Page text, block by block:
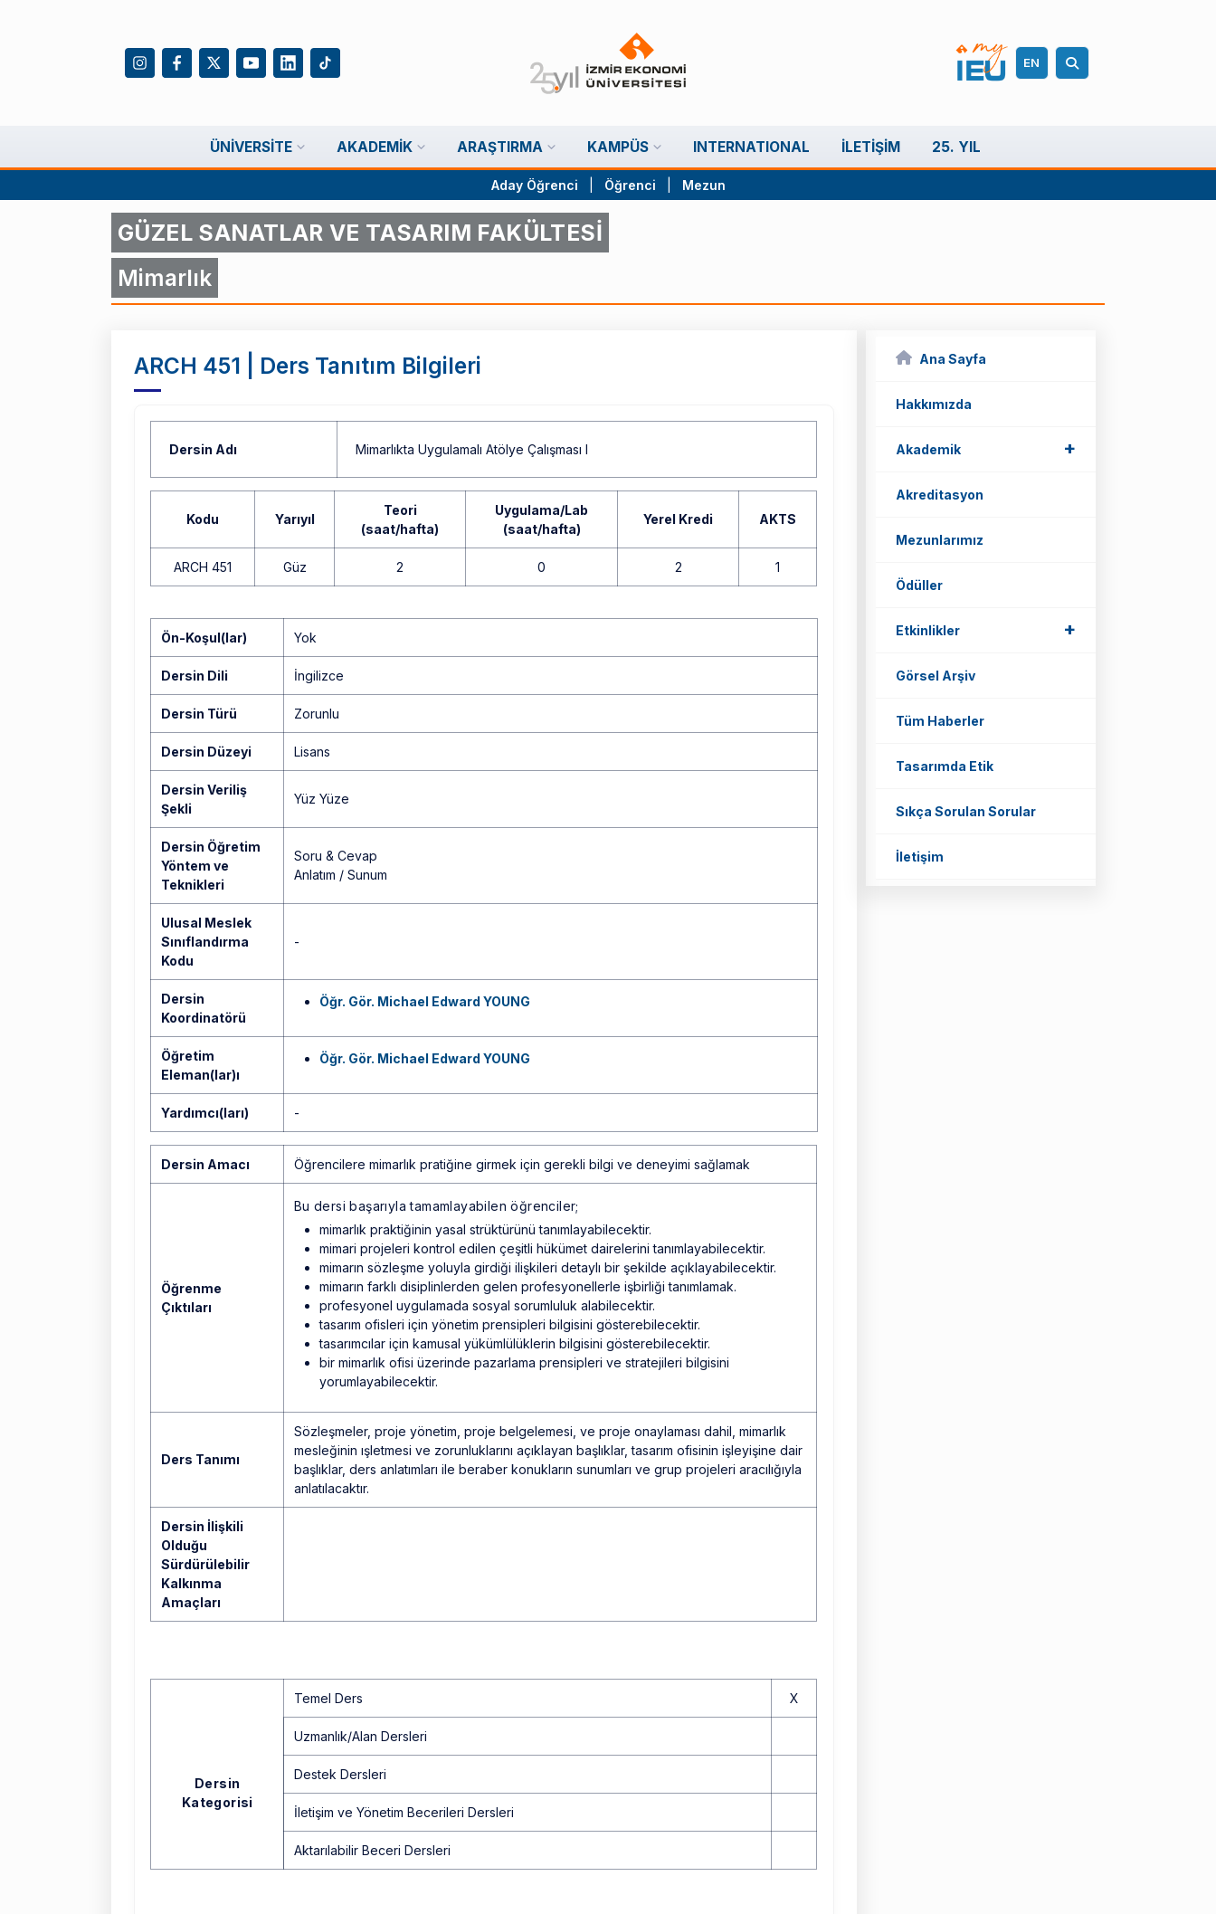
EN
ÜNIVERSITE AKADEMIK ARAŞTIRMA KAMPÜS INTERNATIONAL İLETIŞIM 25. YIL
Aday Öğrenci Öğrenci Mezun
GÜZEL SANATLAR VE TASARIM FAKÜLTESİ
Mimarlık
Ana Sayfa
Hakkımızda
Akademik +
Akreditasyon
Mezunlarımız
Ödüller
Etkinlikler +
Görsel Arşiv
Tüm Haberler
Tasarımda Etik
Sıkça Sorulan Sorular
İletişim
ARCH 451 | Ders Tanıtım Bilgileri
Dersin Adı Mimarlıkta Uygulamalı Atölye Çalışması I
Kodu Yarıyıl
Teori
(saat/hafta)
Uygulama/Lab
(saat/hafta)
Yerel Kredi AKTS
ARCH 451 Güz 2 0 2 1
Yok
Ön-Koşul(lar) Yok
Dersin Dili İngilizce
Dersin Türü Zorunlu
Dersin Düzeyi Lisans
Dersin Veriliş
Şekli
Yüz Yüze
Dersin Öğretim
Yöntem ve
Teknikleri
Soru & Cevap
Anlatım / Sunum
Ulusal Meslek
Sınıflandırma
Kodu
-
Dersin
Koordinatörü
Öğr. Gör. Michael Edward YOUNG
Öğretim
Eleman(lar)ı
Öğr. Gör. Michael Edward YOUNG
Yardımcı(ları) -
Dersin Amacı Öğrencilere mimarlık pratiğine girmek için gerekli bilgi ve deneyimi sağlamak
Öğrenme
Çıktıları
Bu dersi başarıyla tamamlayabilen öğrenciler;
mimarlık praktiğinin yasal strüktürünü tanımlayabilecektir.
mimari projeleri kontrol edilen çeşitli hükümet dairelerini tanımlayabilecektir.
mimarın sözleşme yoluyla girdiği ilişkileri detaylı bir şekilde açıklayabilecektir.
mimarın farklı disiplinlerden gelen profesyonellerle işbirliği tanımlamak.
profesyonel uygulamada sosyal sorumluluk alabilecektir.
tasarım ofisleri için yönetim prensipleri bilgisini gösterebilecektir.
tasarımcılar için kamusal yükümlülüklerin bilgisini gösterebilecektir.
bir mimarlık ofisi üzerinde pazarlama prensipleri ve stratejileri bilgisini
yorumlayabilecektir.
Ders Tanımı
Sözleşmeler, proje yönetim, proje belgelemesi, ve proje onaylaması dahil, mimarlık
mesleğinin ışletmesi ve zorunluklarını açıklayan başlıklar, tasarım ofisinin işleyişine dair
başlıklar, ders anlatımları ile beraber konukların sunumları ve grup projeleri aracılığıyla
anlatılacaktır.
Dersin İlişkili
Olduğu
Sürdürülebilir
Kalkınma
Amaçları
Dersin
Kategorisi
Temel Ders X
Uzmanlık/Alan Dersleri
Destek Dersleri
İletişim ve Yönetim Becerileri Dersleri
Aktarılabilir Beceri Dersleri